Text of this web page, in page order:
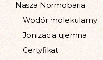
Nasza Normobaria
Wodór molekularny
Jonizacja ujemna
Certyfikat